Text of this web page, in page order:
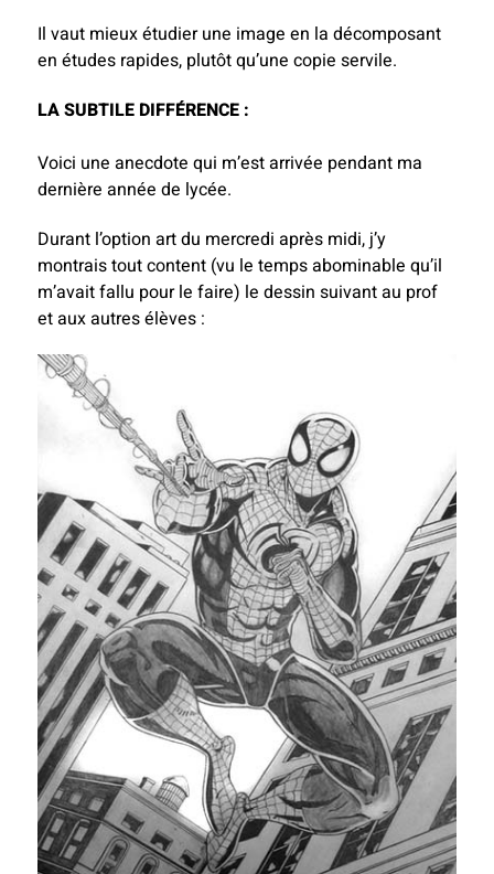
Il vaut mieux étudier une image en la décomposant
en études rapides, plutôt qu’une copie servile.
LA SUBTILE DIFFÉRENCE :
Voici une anecdote qui m’est arrivée pendant ma
dernière année de lycée.
Durant l’option art du mercredi après midi, j’y
montrais tout content (vu le temps abominable qu’il
m’avait fallu pour le faire) le dessin suivant au prof
et aux autres élèves :